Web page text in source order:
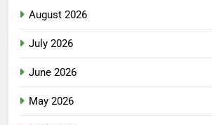
August 2026
July 2026
June 2026
May 2026